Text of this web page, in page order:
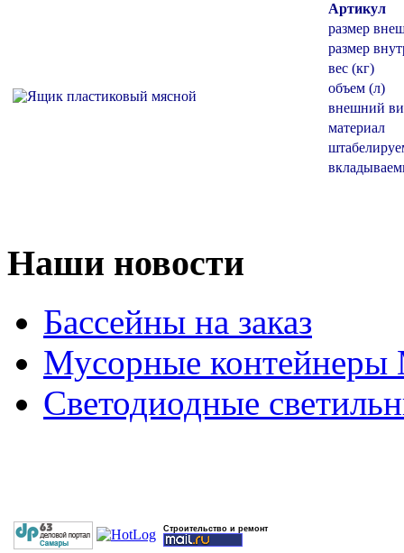
Артикул
размер
размер
вес (кг)
объем (л)
внешний
материал
Наши новости
Бассейны на заказ
Мусорные контейнеры
Светодиодные
Строительство и ремонт